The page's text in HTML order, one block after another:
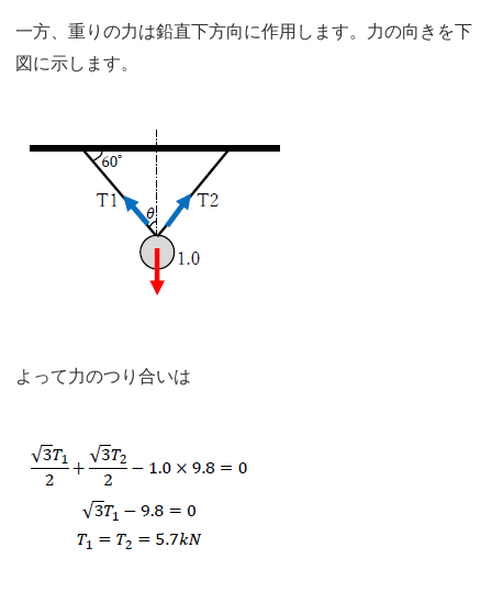
一方、重りの力は鉛直下方向に作用します。力の向きを下
図に示します。
よって力のつり合いは